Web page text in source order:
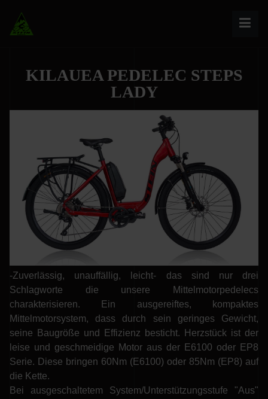
KILAUEA PEDELEC STEPS
LADY
-Zuverlässig, unauffällig, leicht- das sind nur drei
Schlagworte die unsere Mittelmotorpedelecs
charakterisieren. Ein ausgereiftes, kompaktes
Mittelmotorsystem, dass durch sein geringes Gewicht,
seine Baugröße und Effizienz besticht. Herzstück ist der
leise und geschmeidige Motor aus der E6100 oder EP8
Serie. Diese bringen 60Nm (E6100) oder 85Nm (EP8) auf
die Kette.
Bei ausgeschaltetem System/Unterstützungsstufe "Aus"